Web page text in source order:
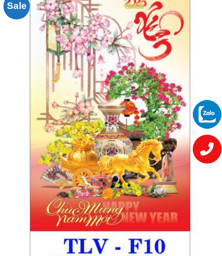
Sale